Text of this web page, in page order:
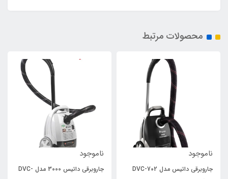
محصولات مرتبط
ناموجود
جاروبرقی داتیس مدل DVC-702
ناموجود
جاروبرقی داتیس 3000 مدل DVC-